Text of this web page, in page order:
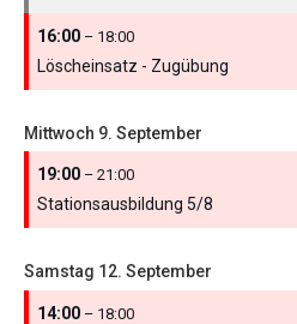
16:00 – 18:00
Löscheinsatz - Zugübung
Mittwoch 9. September
19:00 – 21:00
Stationsausbildung 5/8
Samstag 12. September
14:00 – 18:00